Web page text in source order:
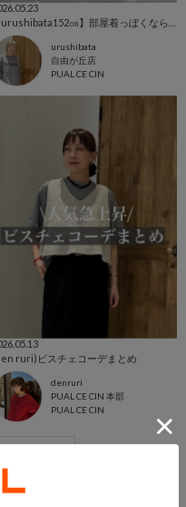
urushibata
自由が丘店
PUAL CE CIN
ruri)ビスチェコーデまとめ
denruri
PUAL CE CIN 本部
PUAL CE CIN